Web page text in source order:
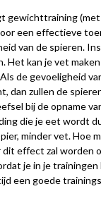
gewichttraining
een effectieve
van de spieren.
Het kan je vet
de gevoeligheid
dan zullen de
bij de opname
die je eet wordt
minder vet. Hoe
effect zal worden
je in je
een goede